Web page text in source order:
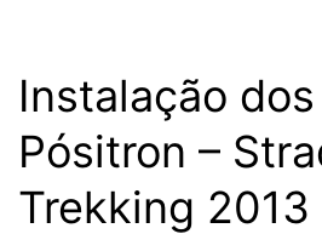
Instalação
Pósitron –
Trekking 2013